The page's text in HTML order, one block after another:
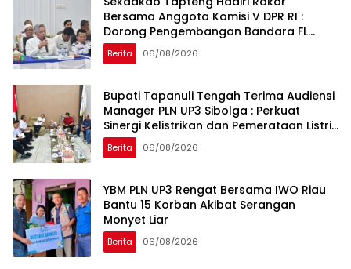
Bersama Anggota Komisi V DPR RI :
Dorong Pengembangan Bandara FL
Tobing dan Pelabuhan Sibolga
Berita 06/08/2026
Bupati Tapanuli Tengah Terima Audiensi
Manager PLN UP3 Sibolga : Perkuat
Sinergi Kelistrikan dan Pemerataan Listrik
Desa
Berita 06/08/2026
YBM PLN UP3 Rengat Bersama IWO Riau
Bantu 15 Korban Akibat Serangan
Monyet Liar
Berita 06/08/2026